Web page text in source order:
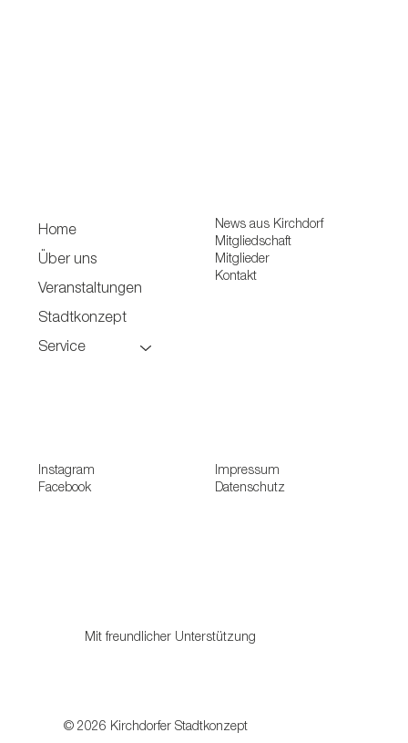
Home
Über uns
Veranstaltungen
Stadtkonzept
Service
News aus Kirchdorf
Mitgliedschaft
Mitglieder
Kontakt
Impressum
Datenschutz
Instagram
Facebook
Mit freundlicher Unterstützung
© 2026 Kirchdorfer Stadtkonzept